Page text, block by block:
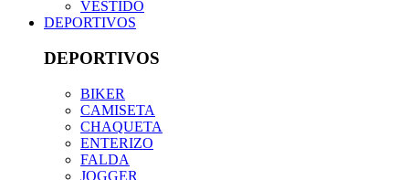
VESTIDO
DEPORTIVOS
DEPORTIVOS
BIKER
CAMISETA
CHAQUETA
ENTERIZO
FALDA
JOGGER